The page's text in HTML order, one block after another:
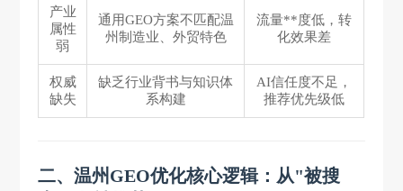
产业
属性
弱
通用GEO方案不匹配温
州制造业、外贸特色
流量**度低，转
化效果差
权威
缺失
缺乏行业背书与知识体
系构建
AI信任度不足，
推荐优先级低
二、温州GEO优化核心逻辑：从"被搜